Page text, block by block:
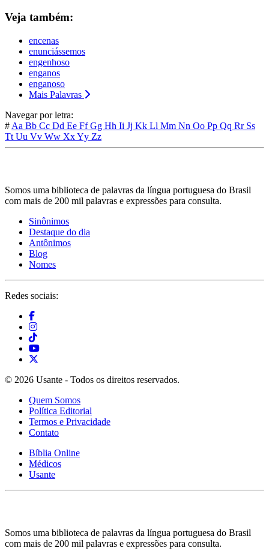
Veja também:
encenas
enunciássemos
engenhoso
enganos
enganoso
Mais Palavras
Navegar por letra:
# Aa Bb Cc Dd Ee FfGg Hh Ii Jj Kk Ll Mm Nn Oo Pp Qq Rr Ss
Tt Uu Vv Ww XxYy Zz
Somos uma biblioteca de palavras da língua portuguesa do Brasil
com mais de 200 mil palavras e expressões para consulta.
Sinônimos
Destaque do dia
Antônimos
Blog
Nomes
Redes sociais:
© 2026 Usante - Todos os direitos reservados.
Quem Somos
Política Editorial
Termos e Privacidade
Contato
Bíblia Online
Médicos
Usante
Somos uma biblioteca de palavras da língua portuguesa do Brasil
com mais de 200 mil palavras e expressões para consulta.